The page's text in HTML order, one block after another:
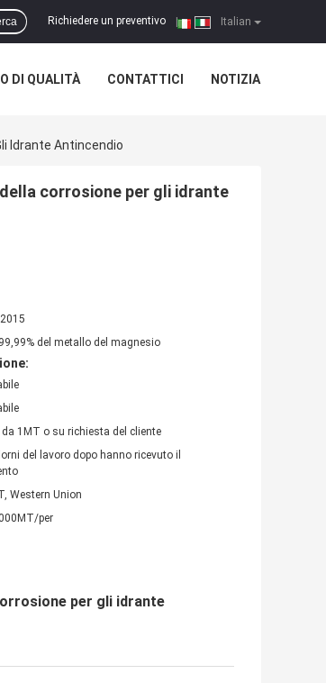
Italian
Richiedere un preventivo |
DI QUALITÀ CONTATTICI NOTIZIA
Idrante Antincendio
corrosione per gli idrante
del metallo del magnesio
da 1MT o su richiesta del cliente
del lavoro dopo hanno ricevuto il
Western Union
per
per gli idrante